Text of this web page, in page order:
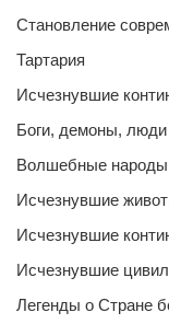
Становление
Тартария
Исчезнувшие
Боги, демоны, люди
Волшебные народы
Исчезнувшие
Исчезнувшие
Исчезнувшие
Легенды о Стране